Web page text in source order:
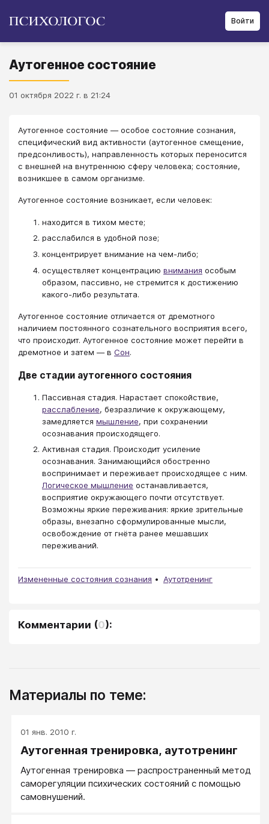
Войти
Аутогенное состояние
01 октября 2022 г. в 21:24
Аутогенное состояние — особое состояние сознания,
специфический вид активности (аутогенное смещение,
предсонливость), направленность которых переносится
с внешней на внутреннюю сферу человека; состояние,
возникшее в самом организме.
Аутогенное состояние возникает, если человек:
находится в тихом месте;
расслабился в удобной позе;
концентрирует внимание на чем-либо;
осуществляет концентрацию внимания особым
образом, пассивно, не стремится к достижению
какого-либо результата.
Аутогенное состояние отличается от дремотного
наличием постоянного сознательного восприятия всего,
что происходит. Аутогенное состояние может перейти в
дремотное и затем — в Сон.
Две стадии аутогенного состояния
Пассивная стадия. Нарастает спокойствие,
расслабление, безразличие к окружающему,
замедляется мышление, при сохранении
осознавания происходящего.
Активная стадия. Происходит усиление
осознавания. Занимающийся обостренно
воспринимает и переживает происходящее с ним.
Логическое мышление останавливается,
восприятие окружающего почти отсутствует.
Возможны яркие переживания: яркие зрительные
образы, внезапно сформулированные мысли,
освобождение от гнёта ранее мешавших
переживаний.
Измененные состояния сознания Аутотренинг
Комментарии (0):
Материалы по теме:
01 янв. 2010 г.
Аутогенная тренировка, аутотренинг
Аутогенная тренировка — распространенный метод
саморегуляции психических состояний с помощью
самовнушений.